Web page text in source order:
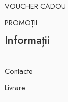
VOUCHER CADOU
PROMOȚII
Informații
Contacte
Livrare